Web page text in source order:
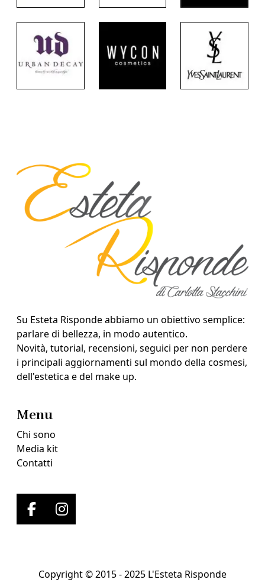
Su Esteta Risponde abbiamo un obiettivo semplice:
parlare di bellezza, in modo autentico.
Novità, tutorial, recensioni, seguici per non perdere
i principali aggiornamenti sul mondo della cosmesi,
dell'estetica e del make up.
Menu
Chi sono
Media kit
Contatti
Copyright © 2015 - 2025 L'Esteta Risponde